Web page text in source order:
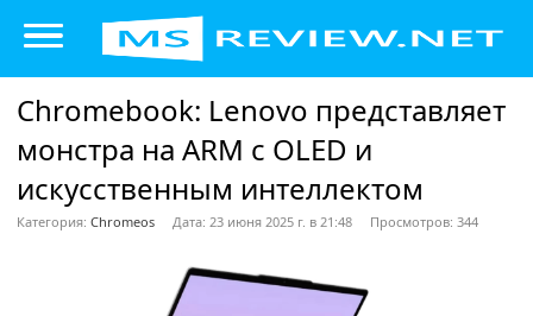
Chromebook: Lenovo представляет
монстра на ARM с OLED и
искусственным интеллектом
Категория: Chromeos Дата: 23 июня 2025 г. в 21:48 Просмотров: 344